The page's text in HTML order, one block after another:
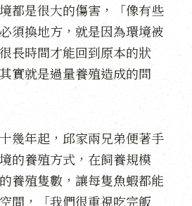
都是很大的傷害，「像有些
須換地方，就是因為環境被
長時間才能回到原本的狀
實就是過量養殖造成的問
幾年起，邱家兩兄弟便著手
的養殖方式，在飼養規模
養殖隻數，讓每隻魚蝦都能
間，「我們很重視吃完飯